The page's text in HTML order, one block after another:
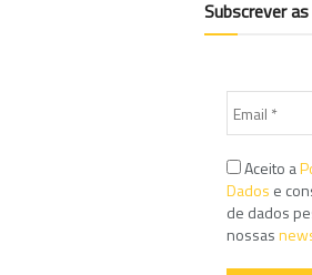
Subscrever
Aceito a
Dados e
de dados
nossas